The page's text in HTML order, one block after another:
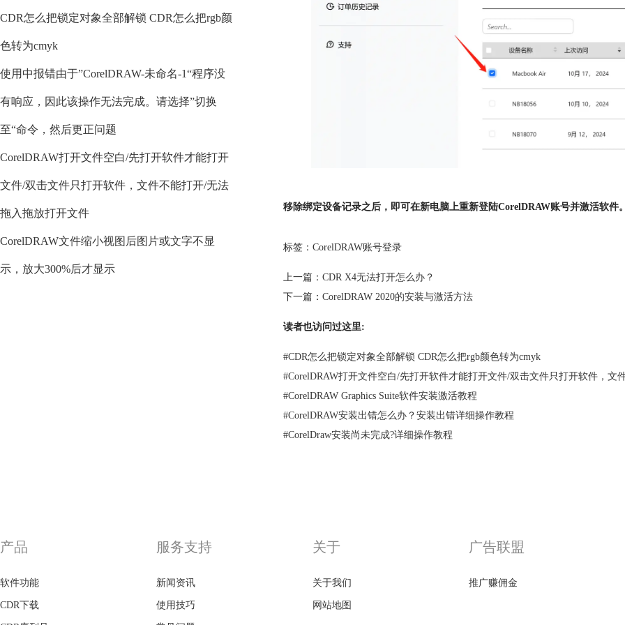
CDR怎么把锁定对象全部解锁 CDR怎么把rgb颜
色转为cmyk
使用中报错由于”CorelDRAW-未命名-1“程序没
有响应，因此该操作无法完成。请选择”切换
至“命令，然后更正问题
CorelDRAW打开文件空白/先打开软件才能打开
文件/双击文件只打开软件，文件不能打开/无法
拖入拖放打开文件
CorelDRAW文件缩小视图后图片或文字不显
示，放大300%后才显示
移除绑定设备记录之后，即可在新电脑上重新登陆CorelDRAW账号并激活软件
标签： CorelDRAW账号登录
上一篇： CDR X4无法打开怎么办？
下一篇： CorelDRAW 2020的安装与激活方法
读者也访问过这里:
#CDR怎么把锁定对象全部解锁 CDR怎么把rgb颜色转为cmyk
#CorelDRAW打开文件空白/先打开软件才能打开文件/双击文件只打开软件，文
#CorelDRAW Graphics Suite软件安装激活教程
#CorelDRAW安装出错怎么办？安装出错详细操作教程
#CorelDraw安装尚未完成?详细操作教程
产品
软件功能
CDR下载
服务支持
新闻资讯
使用技巧
关于
关于我们
网站地图
广告联盟
推广赚佣金